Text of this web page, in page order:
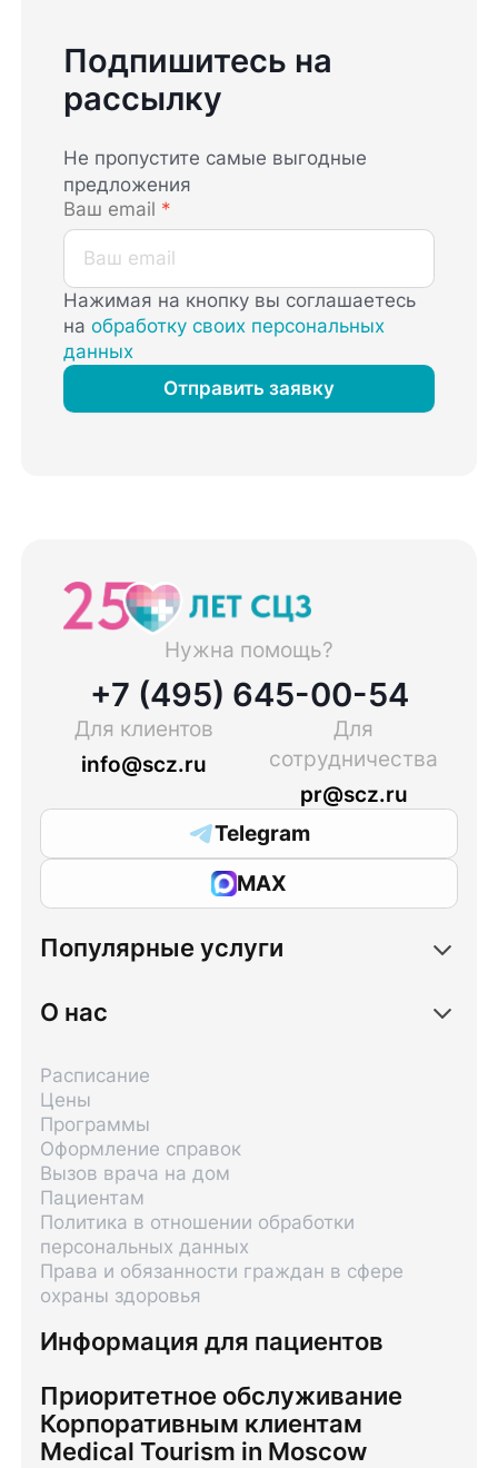
Подпишитесь на
рассылку
Не пропустите самые выгодные
предложения
Ваш email *
Нажимая на кнопку вы соглашаетесь
наобработку своих персональных
данных
Отправить заявку
Нужна помощь?
+7 (495) 645-00-54
Для клиентов
info@scz.ru
Для
сотрудничества
pr@scz.ru
Telegram
MAX
Популярные услуги
О нас
Информация для пациентов
Расписание
Цены
Программы
Оформление справок
Вызов врача на дом
Пациентам
Политика в отношении обработки
персональных данных
Права и обязанности граждан в сфере
охраны здоровья
Приоритетное обслуживание
Корпоративным клиентам
Medical Tourism in Moscow